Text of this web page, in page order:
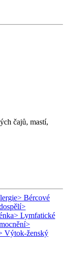
čajů, mastí,
> Bércové
>
> Lymfatické
>
Výtok-ženský